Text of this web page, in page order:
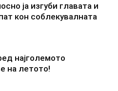
ја изгуби главата и
кон соблекувалната
најголемото
на летото!